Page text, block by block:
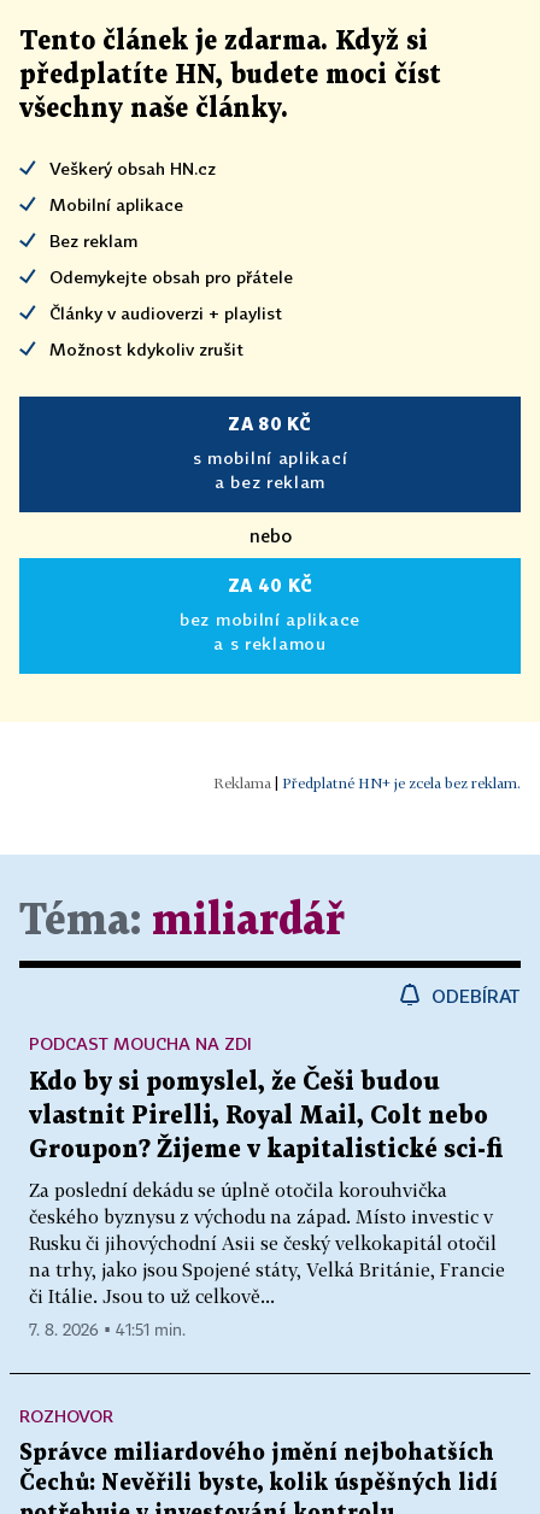
Tento článek je zdarma. Když si
předplatíte HN, budete moci číst
všechny naše články.
Veškerý obsah HN.cz
Mobilní aplikace
Bez reklam
Odemykejte obsah pro přátele
Články v audioverzi + playlist
Možnost kdykoliv zrušit
ZA 80 KČ
s mobilní aplikací
a bez reklam
nebo
ZA 40 KČ
bez mobilní aplikace
a s reklamou
Předplatné HN+ je zcela bez reklam.
Téma: miliardář
ODEBÍRAT
Kdo by si pomyslel, že Češi budou
vlastnit Pirelli, Royal Mail, Colt nebo
Groupon? Žijeme v kapitalistické sci-fi
Za poslední dekádu se úplně otočila korouhvička
českého byznysu z východu na západ. Místo investic v
Rusku či jihovýchodní Asii se český velkokapitál otočil
na trhy, jako jsou Spojené státy, Velká Británie, Francie
či Itálie. Jsou to už celkově...
PODCAST MOUCHA NA ZDI
7. 8. 2026 ▪ 41:51 min.
ROZHOVOR
Správce miliardového jmění nejbohatších
Čechů: Nevěřili byste, kolik úspěšných lidí